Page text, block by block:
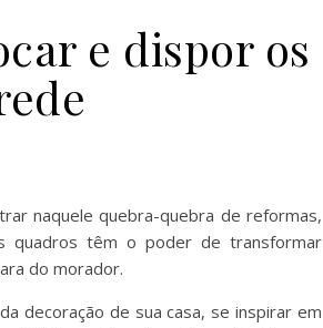
e dispor os
naquele quebra-quebra de reformas,
quadros têm o poder de transformar
do morador.
decoração de sua casa, se inspirar em